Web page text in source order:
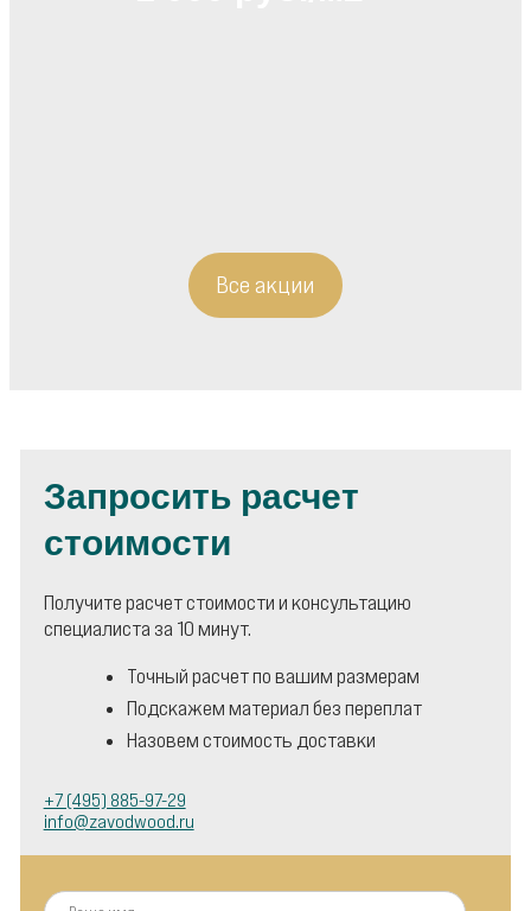
Все акции
Запросить расчет
стоимости
Получите расчет стоимости и консультацию
специалиста за 10 минут.
Точный расчет по вашим размерам
Подскажем материал без переплат
Назовем стоимость доставки
+7 (495) 885-97-29
info@zavodwood.ru